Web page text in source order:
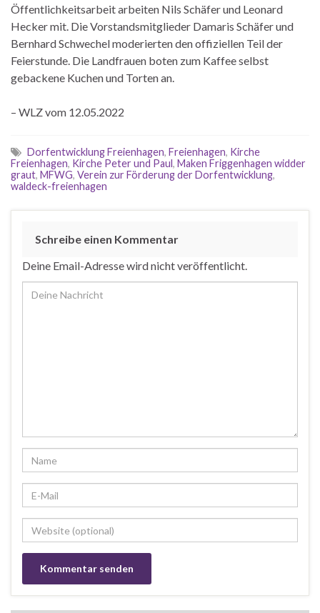
Öffentlichkeitsarbeit arbeiten Nils Schäfer und Leonard
Hecker mit. Die Vorstandsmitglieder Damaris Schäfer und
Bernhard Schwechel moderierten den offiziellen Teil der
Feierstunde. Die Landfrauen boten zum Kaffee selbst
gebackene Kuchen und Torten an.
– WLZ vom 12.05.2022
Dorfentwicklung Freienhagen, Freienhagen, Kirche
Freienhagen, Kirche Peter und Paul, Maken Friggenhagen widder
graut, MFWG, Verein zur Förderung der Dorfentwicklung,
waldeck-freienhagen
Schreibe einen Kommentar
Deine Email-Adresse wird nicht veröffentlicht.